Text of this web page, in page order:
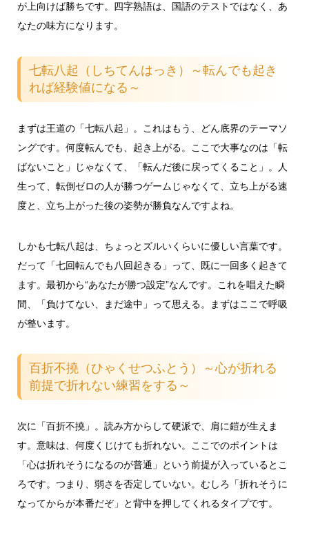
が上向けば勝ちです。四字熟語は、国語のテストではなく、あ
なたの味方になります。
七転八起（しちてんはっき）～転んでも起き
れば経験値になる～
まずは王道の「七転八起」。これはもう、どん底界のテーマソ
ングです。何度転んでも、起き上がる。ここで大事なのは「転
ばないこと」じゃなくて、「転んだ後に戻ってくること」。人
生って、転倒ゼロの人が勝つゲームじゃなくて、立ち上がる速
度と、立ち上がった後の姿勢が勝負なんですよね。
しかも七転八起は、ちょっとズルいくらいに優しい言葉です。
だって「七回転んでも八回起きる」って、既に一回多く起きて
ます。最初から“あなたが勝つ設定”なんです。これを唱えた瞬
間、「負けてない、まだ途中」って思える。まずはここで呼吸
が整います。
百折不撓（ひゃくせつふとう）～心が折れる
前提で折れない練習をする～
次に「百折不撓」。読み方からして硬派で、肩に鎧が生えま
す。意味は、何度くじけても折れない。ここでのポイントは
「心は折れそうになるのが普通」という前提が入っているとこ
ろです。つまり、弱さを否定していない。むしろ「折れそうに
なってからが本番だぞ」と背中を押してくれるタイプです。